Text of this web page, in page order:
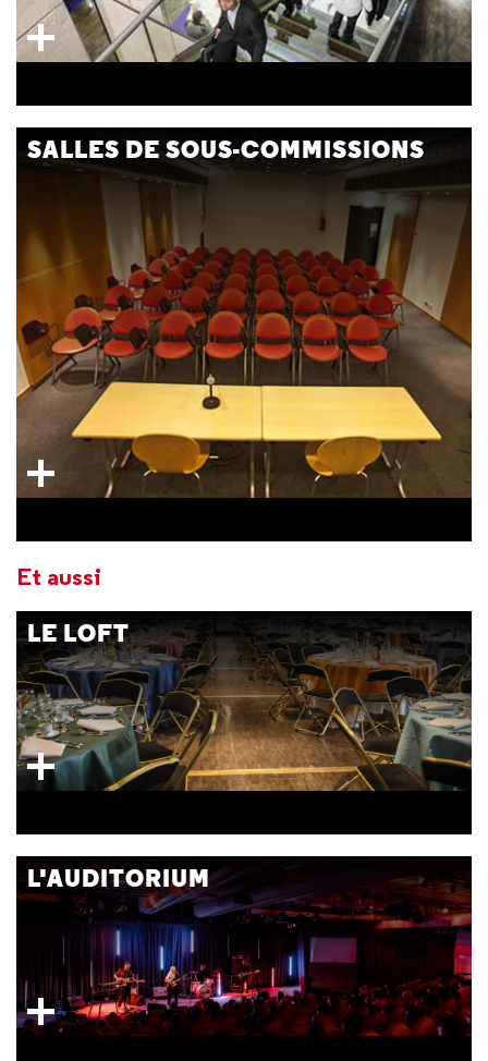
SALLES DE SOUS-COMMISSIONS
8 salles de 15 à 70 places
Et aussi
LE LOFT
L'AUDITORIUM